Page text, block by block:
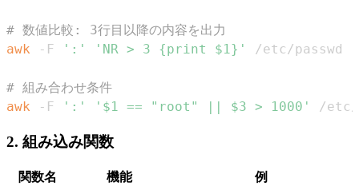
# 数値比較: 3行目以降の内容を出力
awk -F ':' 'NR > 3 {print $1}'
# 組み合わせ条件
awk -F ':' '$1 == "root" || $3 > 1000' /etc/
2. 組み込み関数
関数名 機能 例